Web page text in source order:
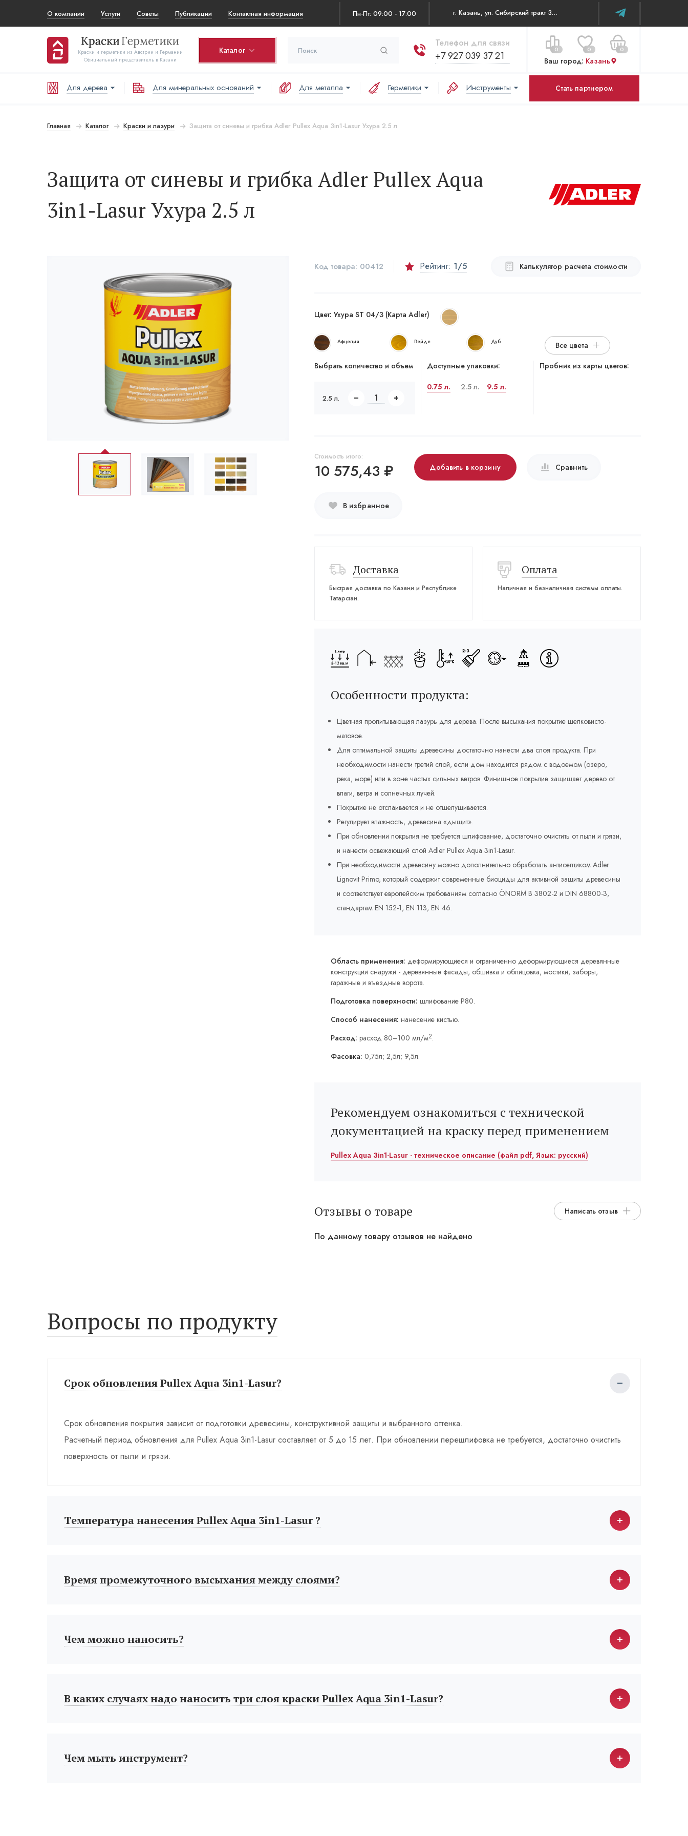
О компании Услуги Советы Публикации Контактная информация Пн-Пт: 09:00 - 17:00 г. Казань, ул. Сибирский тракт 34В/к2 офис 315
Краски и герметики из Австрии и Германии
Официальный представитель в Казани
Каталог
Телефон для связи
+7 927 039 37 21
0 0 0
Корзина Цена за все:
Перейти в корзину
Ваш город: Казань
Для дерева Для минеральных оснований Для металла Герметики Инструменты Стать партнером
Главная Каталог Краски и лазури Защита от синевы и грибка Adler Pullex Aqua 3in1-Lasur Ухура 2.5 л
Защита от синевы и грибка Adler Pullex Aqua
3in1-Lasur Ухура 2.5 л
Код товара: 00412 Рейтинг: 1/5 Калькулятор расчета стоимости
Цвет: Ухура ST 04/3 (Карта Adler)
Афцелия Вейде Дуб
Все цвета
Выбрать количество и объем
2.5 л.
Доступные упаковки:
0.75 л. 2.5 л. 9.5 л.
Пробник из карты цветов:
Стоимость итого:
10 575,43 ₽ Добавить в корзину Сравнить
В избранное
Доставка
Быстрая доставка по Казани и Республике
Татарстан.
Оплата
Наличная и безналичная системы оплаты.
Особенности продукта:
Цветная пропитывающая лазурь для дерева. После высыхания покрытие шелковисто-
матовое.
Для оптимальной защиты древесины достаточно нанести два слоя продукта. При
необходимости нанести третий слой, если дом находится рядом с водоемом (озеро,
река, море) или в зоне частых сильных ветров. Финишное покрытие защищает дерево от
влаги, ветра и солнечных лучей.
Покрытие не отслаивается и не отшелушивается.
Регулирует влажность, древесина «дышит».
При обновлении покрытия не требуется шлифование, достаточно очистить от пыли и грязи,
и нанести освежающий слой Adler Pullex Aqua 3in1-Lasur.
При необходимости древесину можно дополнительно обработать антисептиком Adler
Lignovit Primo, который содержит современные биоциды для активной защиты древесины
и соответствует европейским требованиям согласно ÖNORM B 3802-2 и DIN 68800-3,
стандартам EN 152-1, EN 113, EN 46.
Область применения: деформирующиеся и ограниченно деформирующиеся деревянные
конструкции снаружи - деревянные фасады, обшивка и облицовка, мостики, заборы,
гаражные и въездные ворота.
Подготовка поверхности: шлифование Р80.
Способ нанесения: нанесение кистью.
Расход: расход 80–100 мл/м2.
Фасовка: 0,75л; 2,5л; 9,5л.
Рекомендуем ознакомиться с технической
документацией на краску перед применением
Pullex Aqua 3in1-Lasur - техническое описание (файл pdf, Язык: русский)
Отзывы о товаре Написать отзыв
По данному товару отзывов не найдено
Вопросы по продукту
Срок обновления Pullex Aqua 3in1-Lasur?
Срок обновления покрытия зависит от подготовки древесины, конструктивной защиты и выбранного оттенка.
Расчетный период обновления для Pullex Aqua 3in1-Lasur составляет от 5 до 15 лет. При обновлении перешлифовка не требуется, достаточно очистить
поверхность от пыли и грязи.
Температура нанесения Pullex Aqua 3in1-Lasur ?
Время промежуточного высыхания между слоями?
Чем можно наносить?
В каких случаях надо наносить три слоя краски Pullex Aqua 3in1-Lasur?
Чем мыть инструмент?